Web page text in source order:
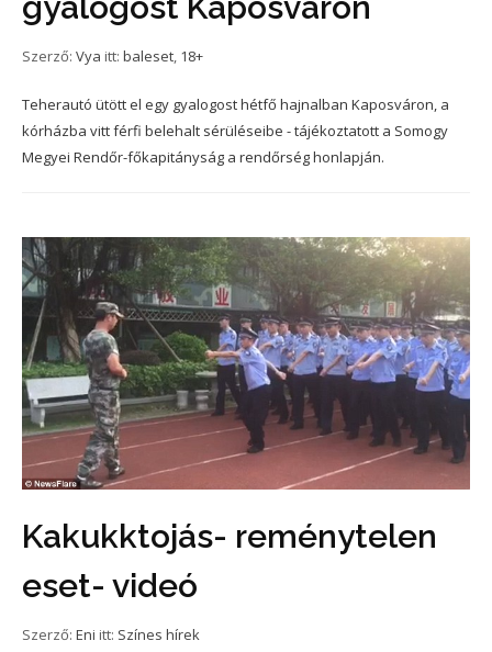
Szerző: Vya itt: baleset, 18+
Teherautó ütött el egy gyalogost hétfő hajnalban Kaposváron, a
kórházba vitt férfi belehalt sérüléseibe - tájékoztatott a Somogy
Megyei Rendőr-főkapitányság a rendőrség honlapján.
Kakukktojás- reménytelen
eset- videó
Szerző: Eni itt: Színes hírek